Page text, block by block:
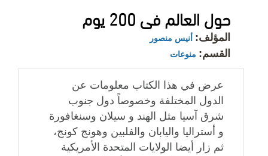
حول العالم فى 200 يوم
المؤلف: أنيس منصور
القسم: منوعات
عرض في هذا الكتاب معلومات عن
الدول المختلفة وخصوصاً دول جنوب
شرق آسيا مثل الهند و سيلان وسنغافورة
و أستراليا واليابان والفلبين وهونج كونج،
ثم زار أيضا الولايات المتحدة الأمريكية